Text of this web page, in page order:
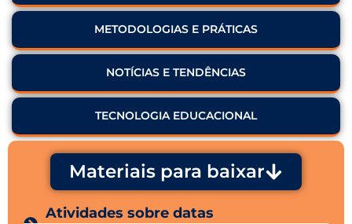
METODOLOGIAS E PRÁTICAS
NOTÍCIAS E TENDÊNCIAS
TECNOLOGIA EDUCACIONAL
Materiais para baixar
Atividades sobre datas